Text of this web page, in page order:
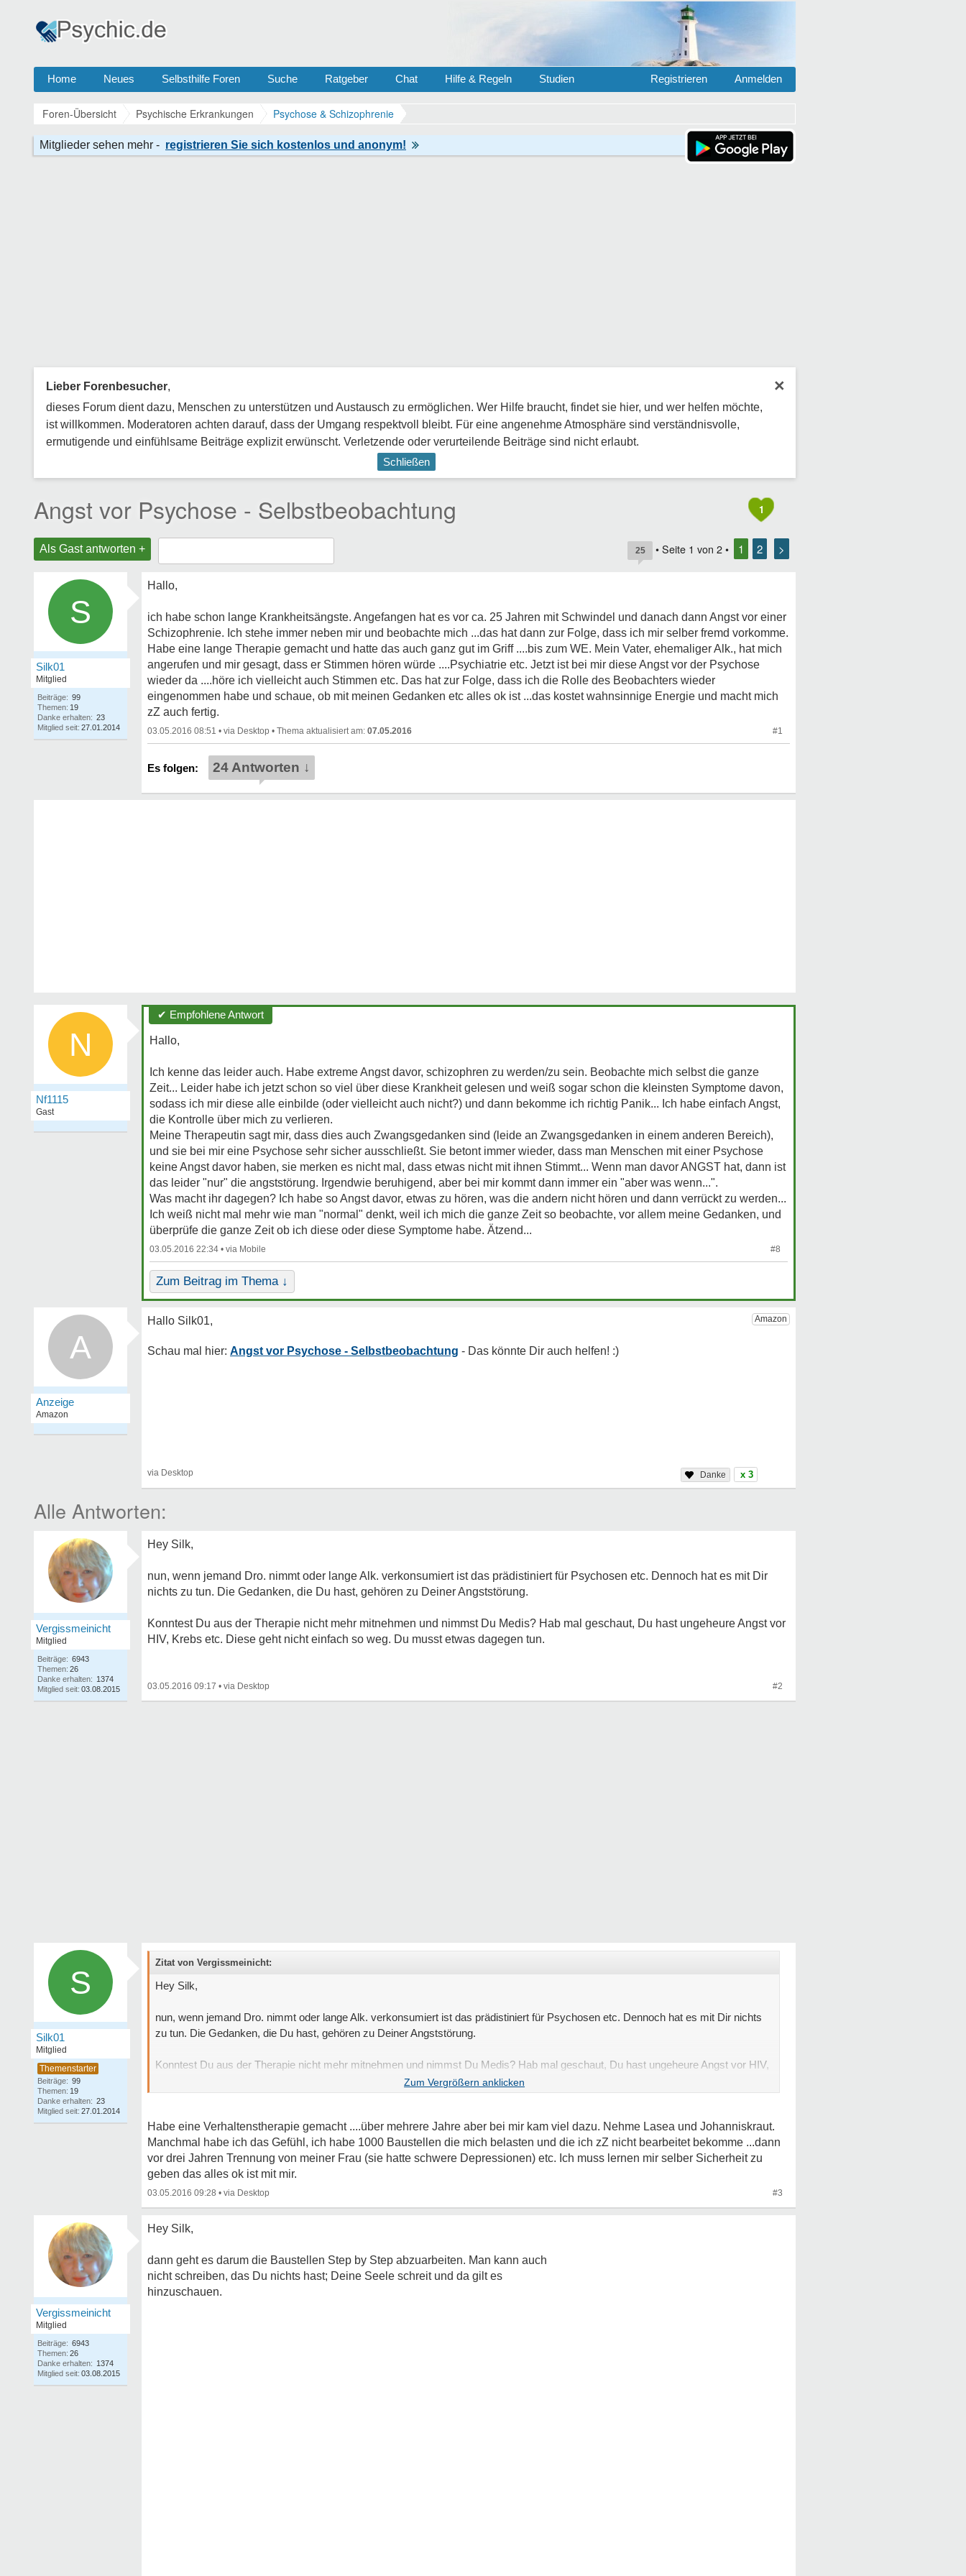
Home Neues Selbsthilfe Foren Suche Ratgeber Chat Hilfe & Regeln Studien Anmelden
Registrieren
Foren-Übersicht Psychische Erkrankungen Psychose & Schizophrenie
×
Lieber Forenbesucher,
dieses Forum dient dazu, Menschen zu unterstützen und Austausch zu ermöglichen. Wer Hilfe braucht, findet sie hier, und wer helfen möchte,
ist willkommen. Moderatoren achten darauf, dass der Umgang respektvoll bleibt. Für eine angenehme Atmosphäre sind verständnisvolle,
ermutigende und einfühlsame Beiträge explizit erwünscht. Verletzende oder verurteilende Beiträge sind nicht erlaubt.
Schließen
1
Angst vor Psychose - Selbstbeobachtung
Als Gast antworten + 25 • Seite 1 von 2 • 1 2 >
S
Silk01
Mitglied
Beiträge: 99
Themen: 19
Danke erhalten: 23
Mitglied seit: 27.01.2014
Hallo,
ich habe schon lange Krankheitsängste. Angefangen hat es vor ca. 25 Jahren mit Schwindel und danach dann Angst vor einer
Schizophrenie. Ich stehe immer neben mir und beobachte mich ...das hat dann zur Folge, dass ich mir selber fremd vorkomme.
Habe eine lange Therapie gemacht und hatte das auch ganz gut im Griff ....bis zum WE. Mein Vater, ehemaliger Alk., hat mich
angerufen und mir gesagt, dass er Stimmen hören würde ....Psychiatrie etc. Jetzt ist bei mir diese Angst vor der Psychose
wieder da ....höre ich vielleicht auch Stimmen etc. Das hat zur Folge, dass ich die Rolle des Beobachters wieder
eingenommen habe und schaue, ob mit meinen Gedanken etc alles ok ist ...das kostet wahnsinnige Energie und macht mich
zZ auch fertig.
03.05.2016 08:51 • • 07.05.2016 #1
24 Antworten ↓
N
Nf1115
Gast
✔ Empfohlene Antwort
Hallo,
Ich kenne das leider auch. Habe extreme Angst davor, schizophren zu werden/zu sein. Beobachte mich selbst die ganze
Zeit... Leider habe ich jetzt schon so viel über diese Krankheit gelesen und weiß sogar schon die kleinsten Symptome davon,
sodass ich mir diese alle einbilde (oder vielleicht auch nicht?) und dann bekomme ich richtig Panik... Ich habe einfach Angst,
die Kontrolle über mich zu verlieren.
Meine Therapeutin sagt mir, dass dies auch Zwangsgedanken sind (leide an Zwangsgedanken in einem anderen Bereich),
und sie bei mir eine Psychose sehr sicher ausschließt. Sie betont immer wieder, dass man Menschen mit einer Psychose
keine Angst davor haben, sie merken es nicht mal, dass etwas nicht mit ihnen Stimmt... Wenn man davor ANGST hat, dann ist
das leider "nur" die angststörung. Irgendwie beruhigend, aber bei mir kommt dann immer ein "aber was wenn...".
Was macht ihr dagegen? Ich habe so Angst davor, etwas zu hören, was die andern nicht hören und dann verrückt zu werden...
Ich weiß nicht mal mehr wie man "normal" denkt, weil ich mich die ganze Zeit so beobachte, vor allem meine Gedanken, und
überprüfe die ganze Zeit ob ich diese oder diese Symptome habe. Ätzend...
03.05.2016 22:34 • #8
Zum Beitrag im Thema ↓
A Angst vor Psychose - Selbstbeobachtung
x 3
Vergissmeinicht
Mitglied
Beiträge: 6943
Themen: 26
Danke erhalten: 1374
Mitglied seit: 03.08.2015
Hey Silk,
nun, wenn jemand Dro. nimmt oder lange Alk. verkonsumiert ist das prädistiniert für Psychosen etc. Dennoch hat es mit Dir
nichts zu tun. Die Gedanken, die Du hast, gehören zu Deiner Angststörung.
Konntest Du aus der Therapie nicht mehr mitnehmen und nimmst Du Medis? Hab mal geschaut, Du hast ungeheure Angst vor
HIV, Krebs etc. Diese geht nicht einfach so weg. Du musst etwas dagegen tun.
03.05.2016 09:17 • #2
S
Silk01
Mitglied
Beiträge: 99
Themen: 19
Danke erhalten: 23
Mitglied seit: 27.01.2014
Zitat von Vergissmeinicht:
Hey Silk,
nun, wenn jemand Dro. nimmt oder lange Alk. verkonsumiert ist das prädistiniert für Psychosen etc. Dennoch hat es mit Dir nichts
zu tun. Die Gedanken, die Du hast, gehören zu Deiner Angststörung.
Konntest Du aus der Therapie nicht mehr mitnehmen und nimmst Du Medis? Hab mal geschaut, Du hast ungeheure Angst vor HIV,
Krebs etc. Diese geht nicht einfach so weg. Du musst etwas dagegen tun.
Habe eine Verhaltenstherapie gemacht ....über mehrere Jahre aber bei mir kam viel dazu. Nehme Lasea und Johanniskraut.
Manchmal habe ich das Gefühl, ich habe 1000 Baustellen die mich belasten und die ich zZ nicht bearbeitet bekomme ...dann
vor drei Jahren Trennung von meiner Frau (sie hatte schwere Depressionen) etc. Ich muss lernen mir selber Sicherheit zu
geben das alles ok ist mit mir.
03.05.2016 09:28 • #3
Vergissmeinicht
Mitglied
Beiträge: 6943
Themen: 26
Danke erhalten: 1374
Mitglied seit: 03.08.2015
Hey Silk,
dann geht es darum die Baustellen Step by Step abzuarbeiten. Man kann auch
nicht schreiben, das Du nichts hast; Deine Seele schreit und da gilt es
hinzuschauen.